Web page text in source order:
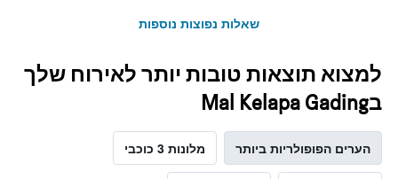
שאלות נפוצות נוספות
למצוא תוצאות טובות יותר לאירוח שלך
בMal Kelapa Gading
הערים הפופולריות ביותר מלונות 3 כוכבי